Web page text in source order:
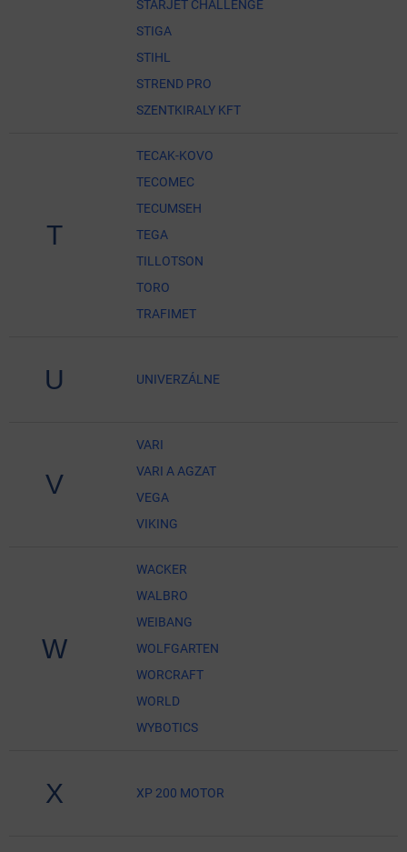
STARJET CHALLENGE
STIGA
STIHL
STREND PRO
SZENTKIRALY KFT
T
TECAK-KOVO
TECOMEC
TECUMSEH
TEGA
TILLOTSON
TORO
TRAFIMET
U UNIVERZÁLNE
V
VARI
VARI A AGZAT
VEGA
VIKING
W
WACKER
WALBRO
WEIBANG
WOLFGARTEN
WORCRAFT
WORLD
WYBOTICS
X XP 200 MOTOR